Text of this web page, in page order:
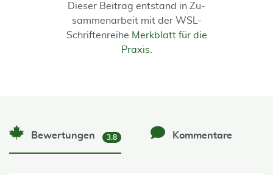
Dieser Beitrag entstand in Zu­
sammenarbeit mit der WSL-
Schriften­reihe Merkblatt für die
Praxis
Bewertungen 3.8 Kommentare